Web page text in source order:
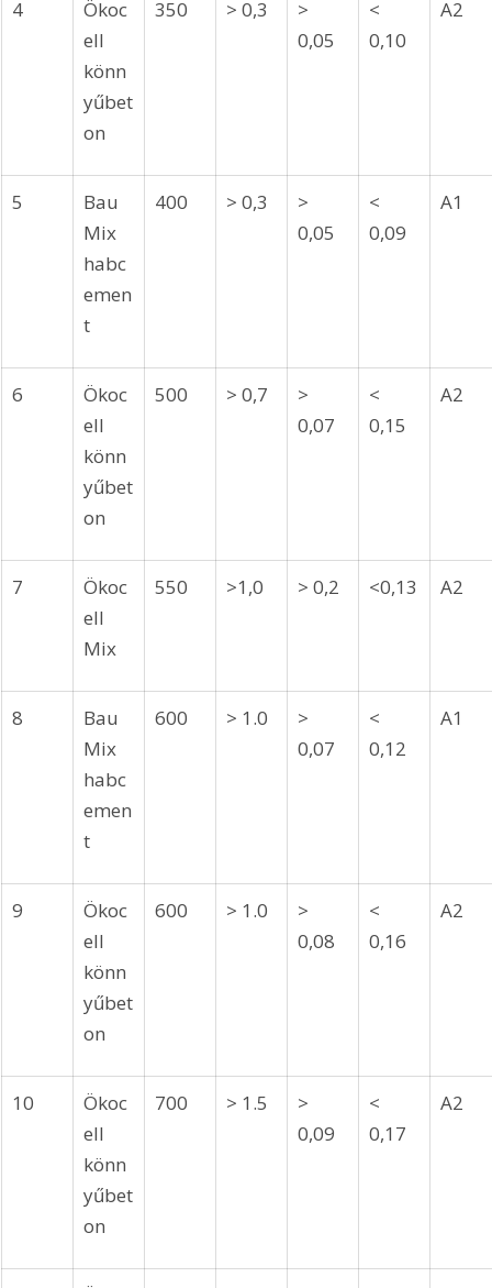
4
Ökoc
ell
könn
yűbet
on
350 > 0,3
>
0,05
<
0,10
A2
5
Bau
Mix
habc
emen
t
400 > 0,3
>
0,05
<
0,09
A1
6
Ökoc
ell
könn
yűbet
on
500 > 0,7
>
0,07
<
0,15
A2
7
Ökoc
ell
Mix
550 >1,0 > 0,2 <0,13 A2
8
Bau
Mix
habc
emen
t
600 > 1.0
>
0,07
<
0,12
A1
9
Ökoc
ell
könn
yűbet
on
600 > 1.0
>
0,08
<
0,16
A2
10
Ökoc
ell
könn
yűbet
on
700 > 1.5
>
0,09
<
0,17
A2